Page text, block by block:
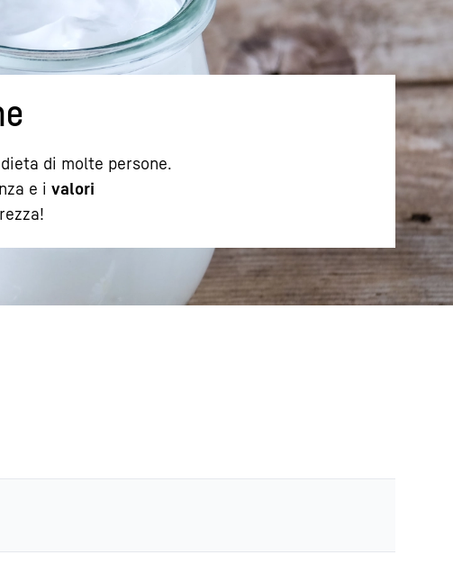
di molte persone.
e i valori